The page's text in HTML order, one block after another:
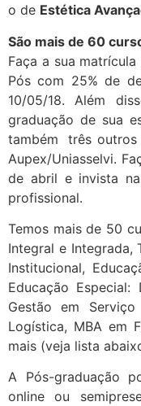
o de Estética
São mais de 60
Faça a sua
Pós com 25% de
10/05/18. Além
graduação de sua
também três outros
Aupex/Uniasselvi.
de abril e invista
profissional.
Temos mais de 50
Integral e Integrada,
Institucional,
Educação
Gestão em
Logística, MBA em
mais (veja lista
A Pós-graduação
online ou